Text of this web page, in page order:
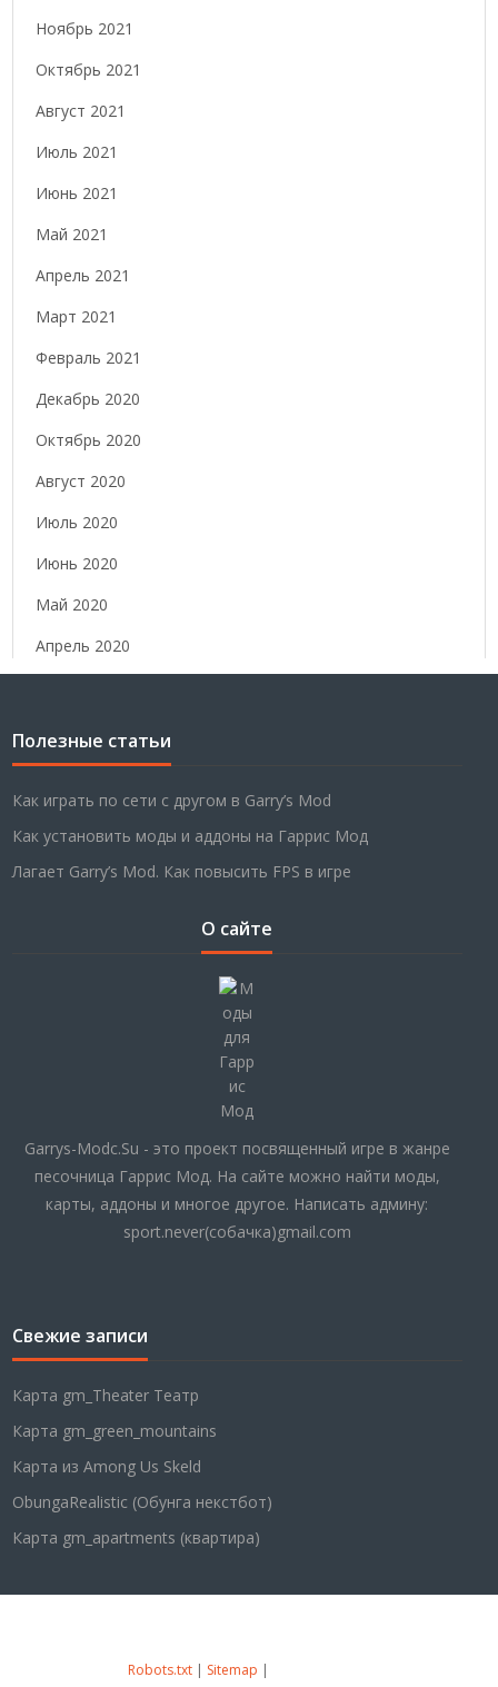
Ноябрь 2021
Октябрь 2021
Август 2021
Июль 2021
Июнь 2021
Май 2021
Апрель 2021
Март 2021
Февраль 2021
Декабрь 2020
Октябрь 2020
Август 2020
Июль 2020
Июнь 2020
Май 2020
Апрель 2020
Полезные статьи
Как играть по сети с другом в Garry’s Mod
Как установить моды и аддоны на Гаррис Мод
Лагает Garry’s Mod. Как повысить FPS в игре
О сайте
Garrys-Modc.Su - это проект посвященный игре в жанре
песочница Гаррис Мод. На сайте можно найти моды,
карты, аддоны и многое другое. Написать админу:
sport.never(собачка)gmail.com
Свежие записи
Карта gm_Theater Театр
Карта gm_green_mountains
Карта из Among Us Skeld
ObungaRealistic (Обунга некстбот)
Карта gm_apartments (квартира)
Robots.txt | Sitemap |